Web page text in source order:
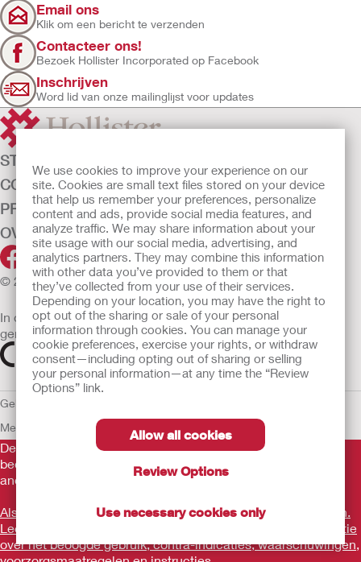
We use cookies to improve your experience on our
site. Cookies are small text files stored on your device
that help us remember your preferences, personalize
content and ads, provide social media features, and
analyze traffic. We may share information about your
site usage with our social media, advertising, and
analytics partners. They may combine this information
with other data you’ve provided to them or that
they’ve collected from your use of their services.
Depending on your location, you may have the right to
opt out of the sharing or sale of your personal
information through cookies. You can manage your
cookie preferences, exercise your rights, or withdraw
consent—including opting out of sharing or selling
your personal information—at any time the “Review
Options” link.
Allow all cookies
Review Options
Use necessary cookies only
Email ons
Klik om een bericht te verzenden
Contacteer ons!
Bezoek Hollister Incorporated op Facebook
Inschrijven
Word lid van onze mailinglijst voor updates
STOMAZORG
CONTINENTIEZORG
PRODUCTEN
OVER ONS
© 2026 Hollister Incorporated
In de EU verkochte medische hulpmiddelen dienen
gemarkeerd te zijn met een van de volgende symbolen
Gebruiksvoorwaarden
Mededeling aan Klokkenluiders
De verstrekte informatie is geen medisch advies en is niet
bedoeld als vervanging voor het advies van uw eigen arts of
andere zorgverlener.
Als u een medische noodsituatie ervaart, schakel een arts in.
Lees voor gebruik goed de gebruiksaanwijzing voor informatie
over het beoogde gebruik, contra-indicaties, waarschuwingen,